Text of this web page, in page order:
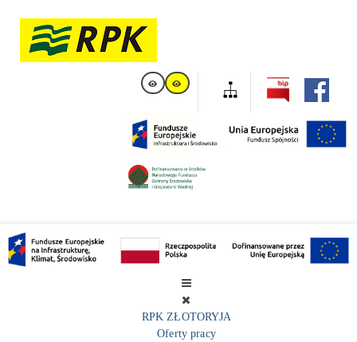
RPK ZŁOTORYJA
Oferty pracy